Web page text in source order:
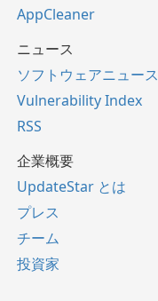
AppCleaner
ニュース
ソフトウェアニュース
Vulnerability Index
RSS
企業概要
UpdateStar とは
プレス
チーム
投資家